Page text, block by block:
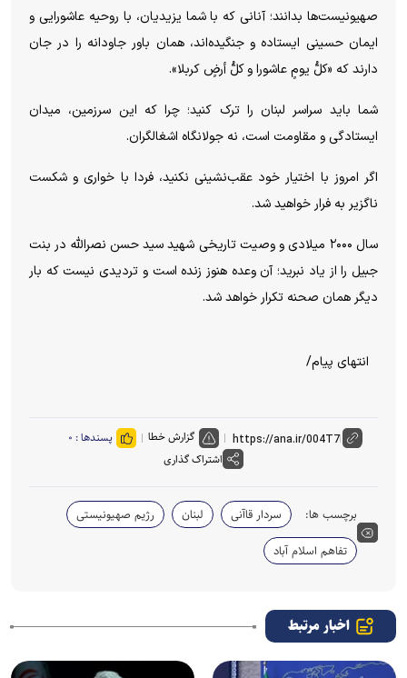
صهیونیست‌ها بدانند؛ آنانی که با شما یزیدیان، با روحیه عاشورایی و
ایمان حسینی ایستاده و جنگیده‌اند، همان باور جاودانه را در جان
دارند که «کلُّ یومٍ عاشورا و کلُّ أرضٍ کربلا».
شما باید سراسر لبنان را ترک کنید؛ چرا که این سرزمین، میدان
ایستادگی و مقاومت است، نه جولانگاه اشغالگران.
اگر امروز با اختیار خود عقب‌نشینی نکنید، فردا با خواری و شکست
ناگزیر به فرار خواهید شد.
سال ۲۰۰۰ میلادی و وصیت تاریخی شهید سید حسن نصرالله در بنت
جبیل را از یاد نبرید؛ آن وعده هنوز زنده است و تردیدی نیست که بار
دیگر همان صحنه تکرار خواهد شد.
انتهای پیام/
گزارش خطا پسندها : ۰
اشتراک گذاری
برچسب ها: سردار قاآنی لبنان
رژیم صهیونیستی
تفاهم اسلام آباد
اخبار مرتبط